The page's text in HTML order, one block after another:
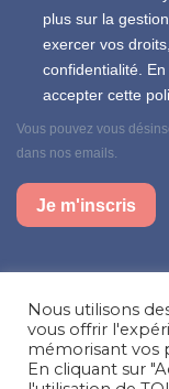
plus sur la
exercer vos
confidentialité.
accepter cette
Vous pouvez vous
dans nos emails.
Je m'inscris
Facebook
Instagram
Besoin
Nous utilisons
vous offrir
mémorisant vos
En cliquant sur